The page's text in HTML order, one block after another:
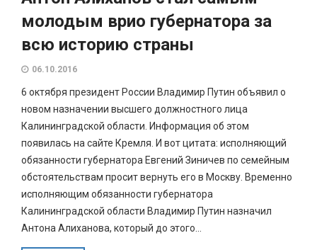
молодым врио губернатора за
всю историю страны
06.10.2016
6 октября президент России Владимир Путин объявил о
новом назначении высшего должностного лица
Калининградской области. Информация об этом
появилась на сайте Кремля. И вот цитата: исполняющий
обязанности губернатора Евгений Зиничев по семейным
обстоятельствам просит вернуть его в Москву. Временно
исполняющим обязанности губернатора
Калининградской области Владимир Путин назначил
Антона Алиханова, который до этого...